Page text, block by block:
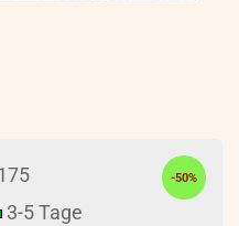
-50%
3-5 Tage